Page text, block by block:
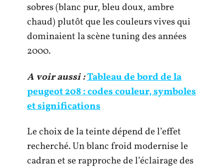
sobres (blanc pur, bleu doux, ambre
chaud) plutôt que les couleurs vives qui
dominaient la scène tuning des années
2000.
A voir aussi :Tableau de bord de la
peugeot 208 : codes couleur, symboles
et significations
Le choix de la teinte dépend de l’effet
recherché. Un blanc froid modernise le
cadran et se rapproche de l’éclairage des